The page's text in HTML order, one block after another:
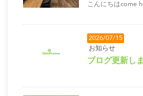
こんにちはcome
2026/07/15
お知らせ
ブログ更新し